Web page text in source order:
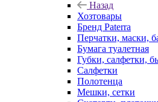
Назад
Хозтовары
Бренд Paterra
Перчатки, маски,
Бумага туалетная
Губки, салфетки,
Салфетки
Полотенца
Мешки, сетки